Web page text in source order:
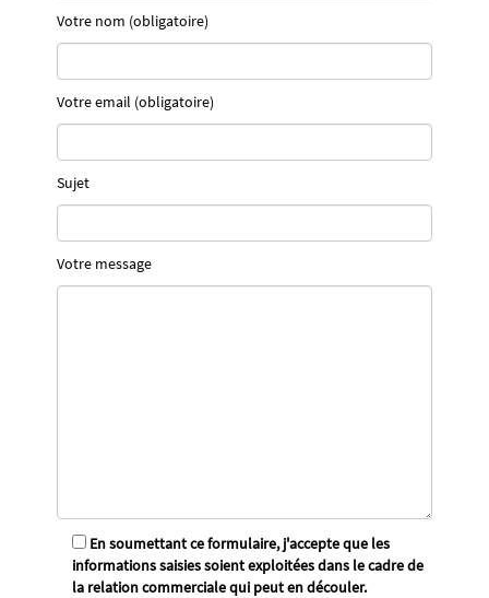
Votre nom (obligatoire)
Votre email (obligatoire)
Sujet
Votre message
En soumettant ce formulaire, j'accepte que les
informations saisies soient exploitées dans le cadre de
la relation commerciale qui peut en découler.